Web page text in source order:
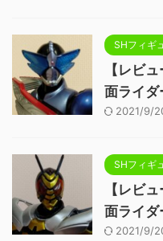
SHフィギ
【レビ
面ライダ
2021/9/
SHフィギ
【レビ
面ライダ
2021/9/